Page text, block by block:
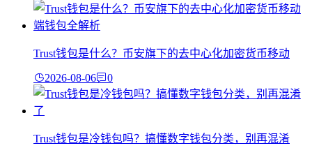
Trust钱包是什么？币安旗下的去中心化加密货币移动
2026-08-06 0
Trust钱包是冷钱包吗？搞懂数字钱包分类，别再混淆